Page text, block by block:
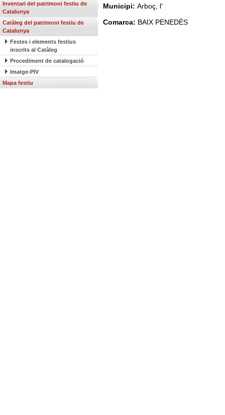
Inventari del patrimoni festiu de
Catalunya
Catàleg del patrimoni festiu de
Catalunya
Festes i elements festius
inscrits al Catàleg
Procediment de catalogació
Imatge-PIV
Mapa festiu
Municipi: Arboç, l'
Comarca: BAIX PENEDÈS